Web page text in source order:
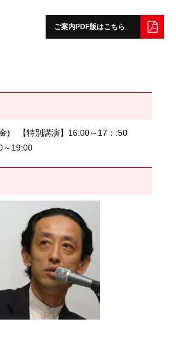
ご案内PDF版はこちら
) 【特別講演】16:00～17：:50
～19:00